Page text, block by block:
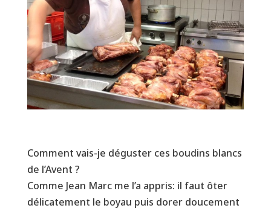
Comment vais-je déguster ces boudins blancs
de l’Avent ?
Comme Jean Marc me l’a appris: il faut ôter
délicatement le boyau puis dorer doucement